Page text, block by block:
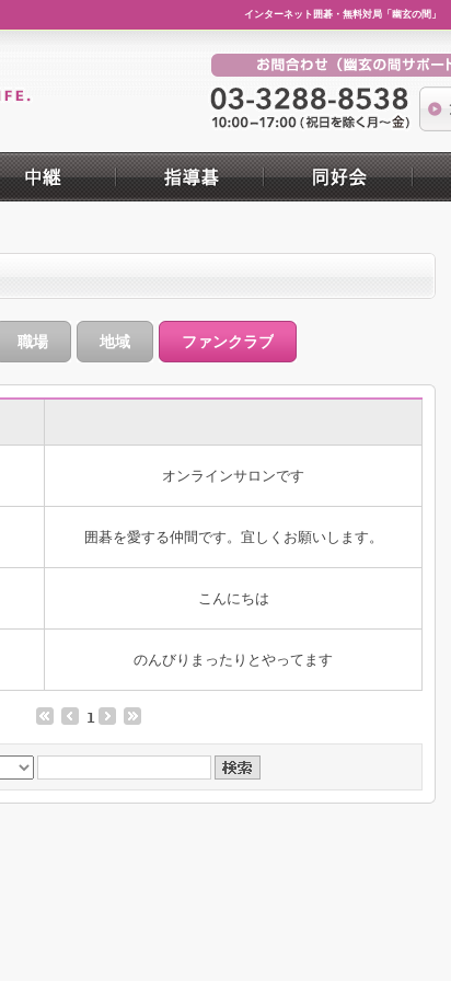
インターネット囲碁・無料対局「幽玄の間」
職場 地域 ファンクラブ
オンラインサロンです
囲碁を愛する仲間です。宜しくお願いします。
こんにちは
のんびりまったりとやってます
1